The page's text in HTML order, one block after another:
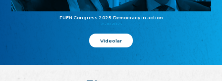
FUEN Congress 2025: Democracy in action
25.10.2025
Videolar